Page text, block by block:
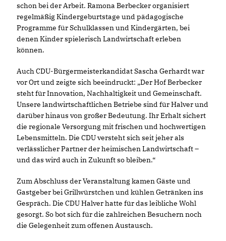
schon bei der Arbeit. Ramona Berbecker organisiert
regelmäßig Kindergeburtstage und pädagogische
Programme für Schulklassen und Kindergärten, bei
denen Kinder spielerisch Landwirtschaft erleben
können.
Auch CDU-Bürgermeisterkandidat Sascha Gerhardt war
vor Ort und zeigte sich beeindruckt: „Der Hof Berbecker
steht für Innovation, Nachhaltigkeit und Gemeinschaft.
Unsere landwirtschaftlichen Betriebe sind für Halver und
darüber hinaus von großer Bedeutung. Ihr Erhalt sichert
die regionale Versorgung mit frischen und hochwertigen
Lebensmitteln. Die CDU versteht sich seit jeher als
verlässlicher Partner der heimischen Landwirtschaft –
und das wird auch in Zukunft so bleiben.“
Zum Abschluss der Veranstaltung kamen Gäste und
Gastgeber bei Grillwürstchen und kühlen Getränken ins
Gespräch. Die CDU Halver hatte für das leibliche Wohl
gesorgt. So bot sich für die zahlreichen Besuchern noch
die Gelegenheit zum offenen Austausch.